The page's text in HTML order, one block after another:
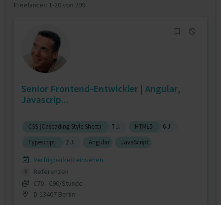
Freelancer: 1-20 von 299
Senior Frontend-Entwickler | Angular,
Javascrip...
CSS (Cascading Style Sheet) 7 J. HTML5
6 J.
Typescript
2 J. Angular JavaScript
Verfügbarkeit einsehen
0
Referenzen
€70 - €90/Stunde
D-13407 Berlin